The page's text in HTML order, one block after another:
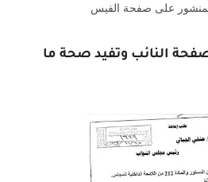
على صفحة الفيس
النائب وتفيد صحة ما